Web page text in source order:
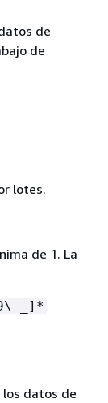
de
de
lotes.
de 1. La
_]*
los datos de